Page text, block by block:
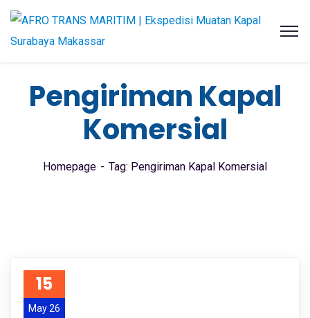
Pengiriman Kapal
Komersial
Homepage Tag: Pengiriman Kapal Komersial
15
May 26